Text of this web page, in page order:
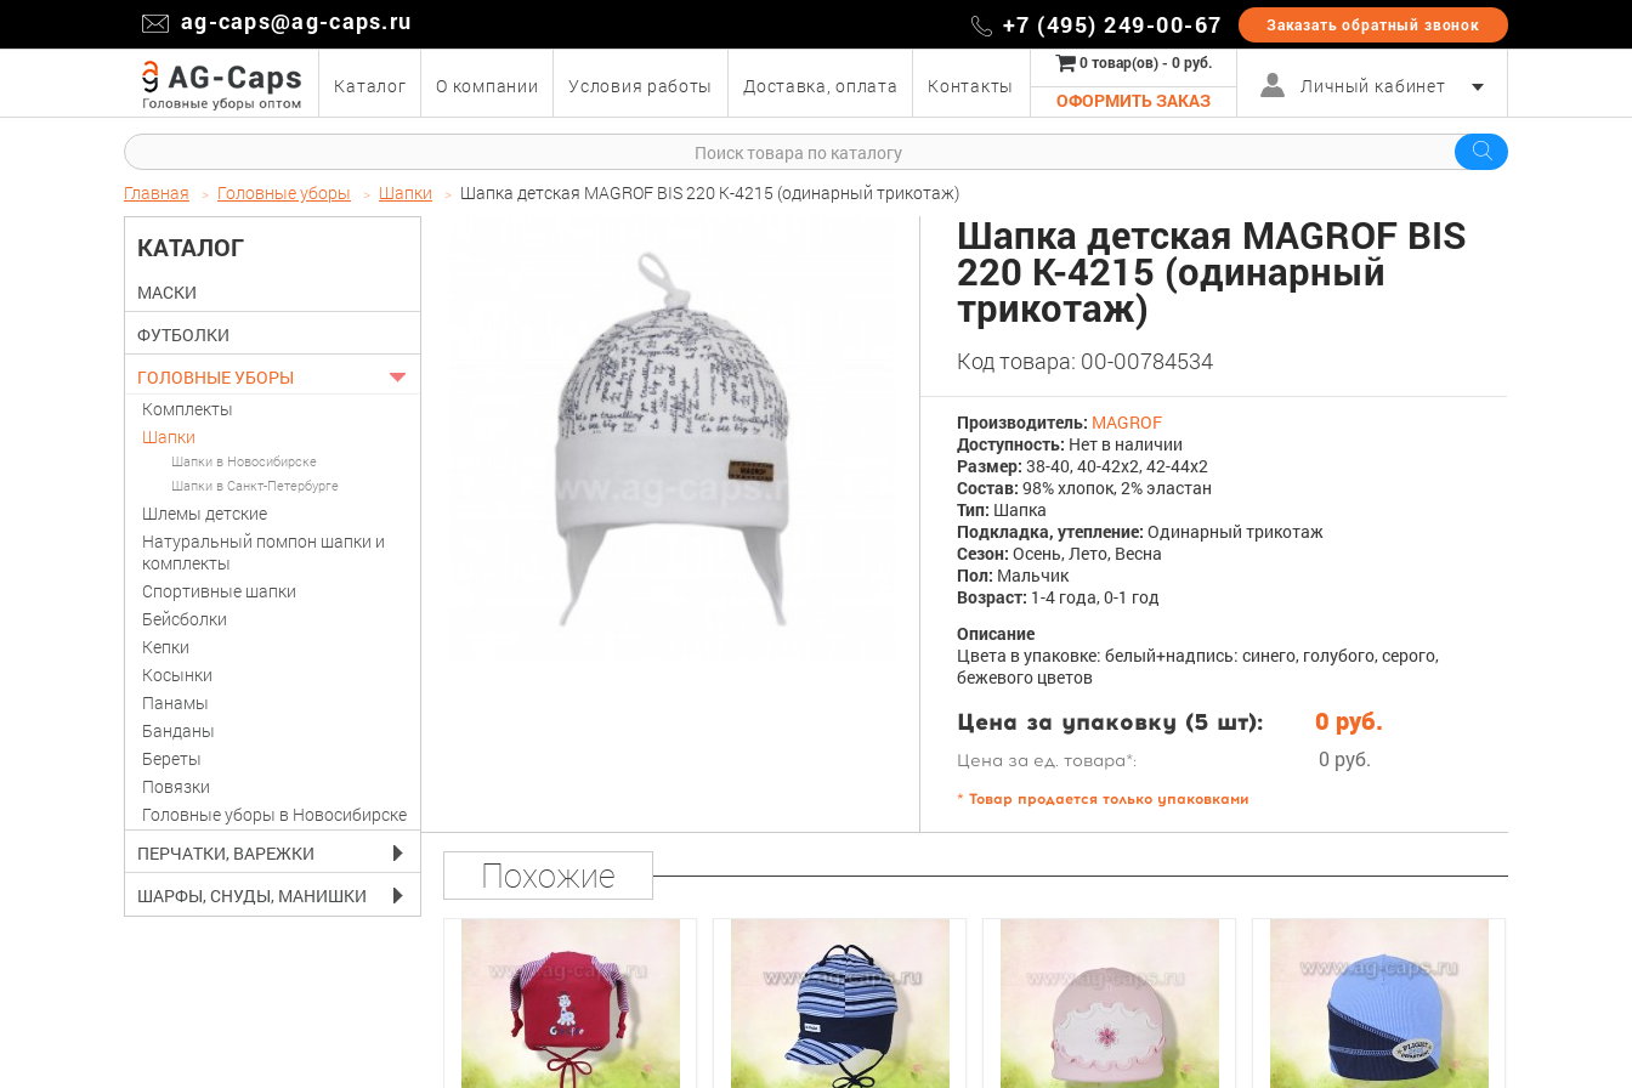
ag-caps@ag-caps.ru +7 (495) 249-00-67 Заказать обратный звонок
Каталог О компании Условия работы Доставка, оплата Контакты
0 товар(ов) - 0 руб.
ОФОРМИТЬ ЗАКАЗ
Личный кабинет
Главная Головные уборы Шапки Шапка детская MAGROF BIS 220 K-4215 (одинарный трикотаж)
КАТАЛОГ
МАСКИ
ФУТБОЛКИ
ГОЛОВНЫЕ УБОРЫ
Комплекты
Шапки
Шапки в Новосибирске
Шапки в Санкт-Петербурге
Шлемы детские
Натуральный помпон шапки и
комплекты
Спортивные шапки
Бейсболки
Кепки
Косынки
Панамы
Банданы
Береты
Повязки
Головные уборы в Новосибирске
ПЕРЧАТКИ, ВАРЕЖКИ
ШАРФЫ, СНУДЫ, МАНИШКИ
Шапка детская MAGROF BIS
220 K-4215 (одинарный
трикотаж)
Код товара: 00-00784534
Производитель: MAGROF
Доступность: Нет в наличии
Размер: 38-40, 40-42х2, 42-44х2
Состав: 98% хлопок, 2% эластан
Тип: Шапка
Подкладка, утепление: Одинарный трикотаж
Сезон: Осень, Лето, Весна
Пол: Мальчик
Возраст: 1-4 года, 0-1 год
Описание
Цвета в упаковке: белый+надпись: синего, голубого, серого,
бежевого цветов
Цена за упаковку (5 шт): 0 руб.
Цена за ед. товара*: 0 руб.
* Товар продается только упаковками
Похожие